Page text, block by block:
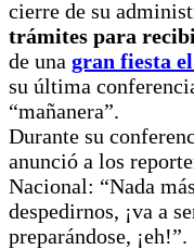
cierre de su
trámites para
de una gran fiesta
su última
“mañanera”.
Durante su
anunció a los
Nacional: “Nada
despedirnos, ¡va a
preparándose, ¡eh!”.